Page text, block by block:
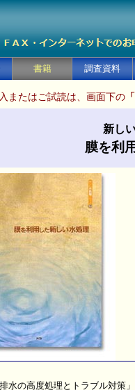
書籍 調査資料
またはご試読は、画面下の
新し
膜を利
水の高度処理とトラブル対策